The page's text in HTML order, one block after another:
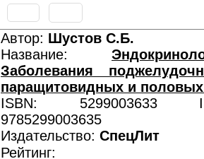
Автор: Шустов С.Б.
Название:
Заболевания
паращитовидных и
ISBN: 5299003633
9785299003635
Издательство: СпецЛит
Рейтинг: